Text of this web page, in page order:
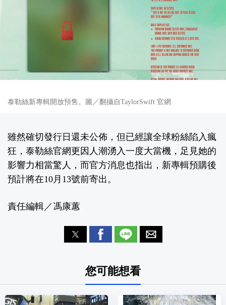
泰勒絲新專輯開放預售。圖／翻攝自TaylorSwift 官網
雖然確切發行日還未公佈，但已經讓全球粉絲陷入瘋
狂，泰勒絲官網更因人潮湧入一度大當機，足見她的
影響力相當驚人，而官方消息也指出，新專輯預購後
預計將在10月13號前寄出。
責任編輯／馮康蕙
您可能想看